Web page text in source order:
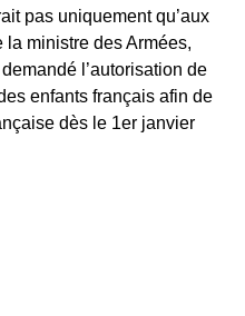
pas uniquement qu’aux
ministre des Armées,
l’autorisation de
enfants français afin de
dès le 1er janvier